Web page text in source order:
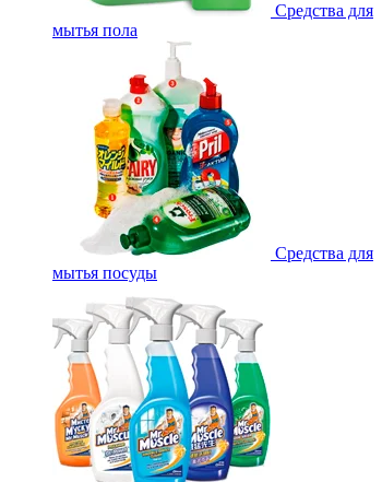
Средства для
мытья пола
Средства для
мытья посуды